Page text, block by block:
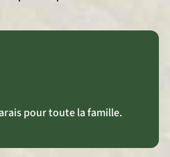
pour toute la famille.